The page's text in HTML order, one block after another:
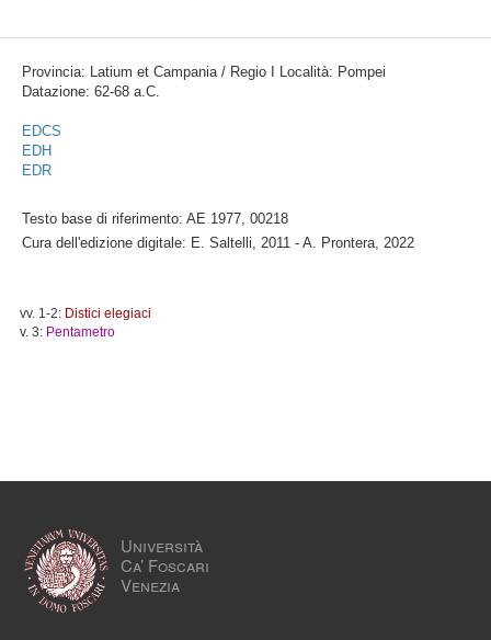
Provincia: Latium et Campania / Regio I Località: Pompei
Datazione: 62-68 a.C.
EDCS
EDH
EDR
Testo base di riferimento: AE 1977, 00218
Cura dell'edizione digitale: E. Saltelli, 2011 - A. Prontera, 2022
vv. 1-2: Distici elegiaci
v. 3: Pentametro
Università
Ca’ Foscari
Venezia